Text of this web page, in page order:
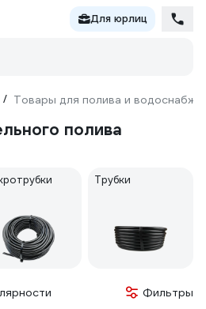
Для юрлиц
/ Товары для полива и
полива
Трубки
Фильтры